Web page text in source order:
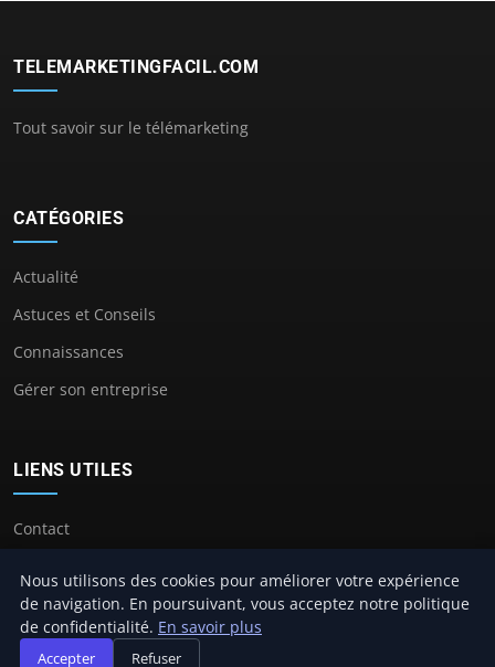
TELEMARKETINGFACIL.COM
Tout savoir sur le télémarketing
CATÉGORIES
Actualité
Astuces et Conseils
Connaissances
Gérer son entreprise
LIENS UTILES
Contact
© 2026 Telemarketingfacil.com. Tous droits réservés.
Nous utilisons des cookies pour améliorer votre expérience
de navigation. En poursuivant, vous acceptez notre politique
de confidentialité. En savoir plus
Accepter Refuser